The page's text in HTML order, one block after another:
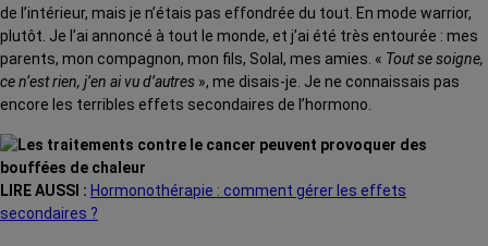
de l’intérieur, mais je n’étais pas effondrée du tout. En mode warrior,
plutôt. Je l’ai annoncé à tout le monde, et j’ai été très entourée : mes
parents, mon compagnon, mon fils, Solal, mes amies. « Tout se soigne,
ce n’est rien, j’en ai vu d’autres », me disais-je. Je ne connaissais pas
encore les terribles effets secondaires de l’hormono.
LIRE AUSSI : Hormonothérapie : comment gérer les effets
secondaires ?